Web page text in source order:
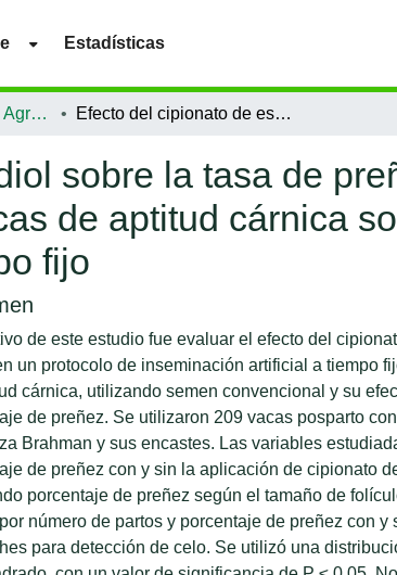
Estadísticas
Ciencia y Producción Agropecuaria Efecto del cipionato de estradiol sobre la tasa de preñez utilizando parche como detector de celo en vacas de aptitud cárnica sometidas a inseminación artificial a tiempo fijo
sobre la tasa de
de aptitud cárnica
fijo
de este estudio fue evaluar el efecto del
un protocolo de inseminación artificial a tiempo
cárnica, utilizando semen convencional y su
de preñez. Se utilizaron 209 vacas posparto
Brahman y sus encastes. Las variables
de preñez con y sin la aplicación de cipionato
porcentaje de preñez según el tamaño de
número de partos y porcentaje de preñez con y
para detección de celo. Se utilizó una